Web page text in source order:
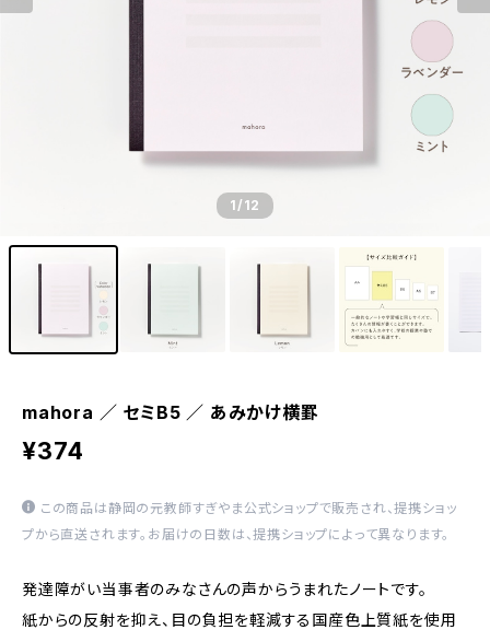
1/12
mahora ／ セミB5 ／ あみかけ横罫
¥374
この商品は静岡の元教師すぎやま公式ショップで販売され、提携ショッ
プから直送されます。お届けの日数は、提携ショップによって異なります。
発達障がい当事者のみなさんの声からうまれたノートです。
紙からの反射を抑え、目の負担を軽減する国産色上質紙を使用